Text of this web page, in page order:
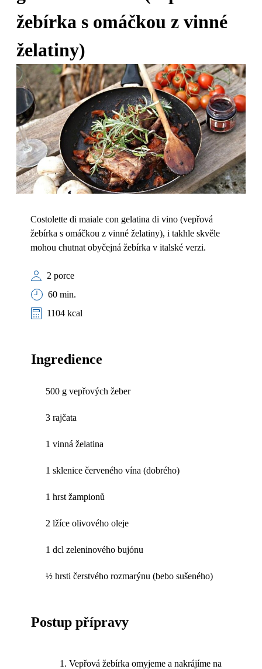
žebírka s omáčkou z vinné
želatiny)
Costolette di maiale con gelatina di vino (vepřová
žebírka s omáčkou z vinné želatiny), i takhle skvěle
mohou chutnat obyčejná žebírka v italské verzi.
2 porce
60 min.
1104 kcal
Ingredience
500 g vepřových žeber
3 rajčata
1 vinná želatina
1 sklenice červeného vína (dobrého)
1 hrst žampionů
2 lžíce olivového oleje
1 dcl zeleninového bujónu
½ hrsti čerstvého rozmarýnu (bebo sušeného)
Postup přípravy
Vepřová žebírka omyjeme a nakrájíme na